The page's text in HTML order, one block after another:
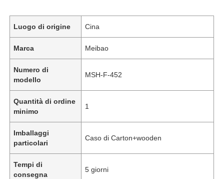
Luogo di origine Cina
Marca Meibao
Numero di
modello
MSH-F-452
Quantità di ordine
minimo
1
Imballaggi
particolari
Caso di Carton+wooden
Tempi di
consegna
5 giorni